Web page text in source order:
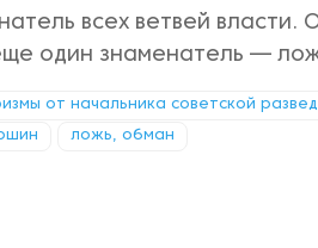
всех ветвей власти.
один знаменатель —
от начальника советской
ложь, обман